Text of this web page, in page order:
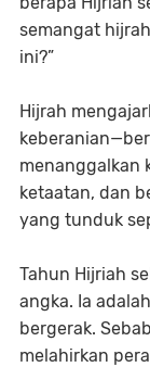
semangat
ini?”
Hijrah
menanggalkan
ketaatan, dan
yang tunduk
Tahun Hijriah
angka. Ia
bergerak.
melahirkan